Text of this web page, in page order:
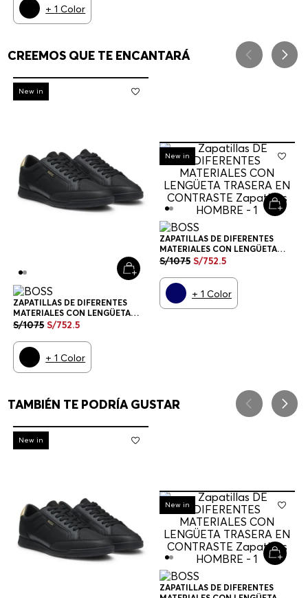
+1 Color
CREEMOS QUE TE ENCANTARÁ
-30%
New in
ZAPATILLAS DE DIFERENTES
MATERIALES CON LENGÜETA
TRASERA EN CONTRASTE
S/1075 S/752.5
+1 Color
-30%
New in
ZAPATILLAS DE DIFERENTES
MATERIALES CON LENGÜETA
TRASERA EN CONTRASTE
S/1075 S/752.5
+ 1 Color
TAMBIÉN TE PODRÍA GUSTAR
-30%
New in
-30%
New in
ZAPATILLAS DE DIFERENTES